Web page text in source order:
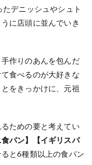
デニッシュやシュト
に店頭に並んでいき
作りのあんを包んだ
食べるのが大好きな
をきっかけに、元祖
ための要と考えてい
食パン】【イギリスパ
と6種類以上の食パン